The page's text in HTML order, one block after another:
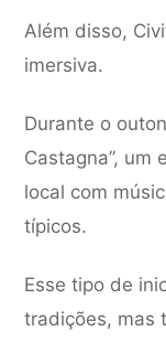
Além disso,
imersiva.
Durante o
Castagna”, um
local com
típicos.
Esse tipo de
tradições, mas